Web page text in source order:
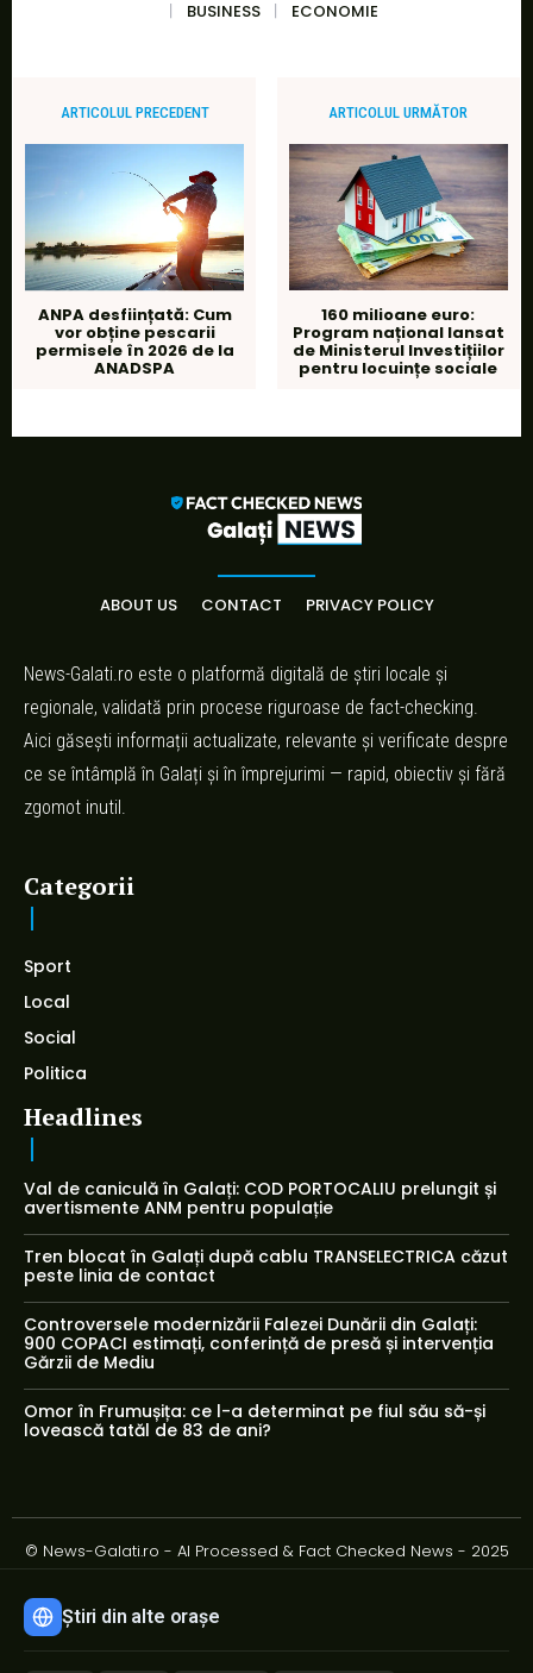
BUSINESS
ECONOMIE
ARTICOLUL PRECEDENT
ANPA desființată: Cum
vor obține pescarii
permisele în 2026 de la
ANADSPA
ARTICOLUL URMĂTOR
160 milioane euro:
Program național lansat
de Ministerul Investițiilor
pentru locuințe sociale
ABOUT US CONTACT PRIVACY POLICY
News-Galati.ro este o platformă digitală de știri locale și
regionale, validată prin procese riguroase de fact-checking.
Aici găsești informații actualizate, relevante și verificate despre
ce se întâmplă în Galați și în împrejurimi — rapid, obiectiv și fără
zgomot inutil.
Categorii
Sport
Local
Social
Politica
Headlines
Val de caniculă în Galați: COD PORTOCALIU prelungit și
avertismente ANM pentru populație
Tren blocat în Galați după cablu TRANSELECTRICA căzut
peste linia de contact
Controversele modernizării Falezei Dunării din Galați:
900 COPACI estimați, conferință de presă și intervenția
Gărzii de Mediu
Omor în Frumușița: ce l-a determinat pe fiul său să-și
lovească tatăl de 83 de ani?
© News-Galati.ro - AI Processed & Fact Checked News - 2025
Știri din alte orașe